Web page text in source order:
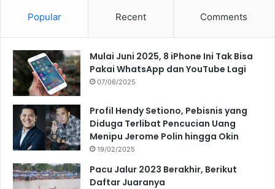
Popular Recent Comments
Mulai Juni 2025, 8 iPhone Ini Tak Bisa
Pakai WhatsApp dan YouTube Lagi
07/06/2025
Profil Hendy Setiono, Pebisnis yang
Diduga Terlibat Pencucian Uang
Menipu Jerome Polin hingga Okin
19/02/2025
Pacu Jalur 2023 Berakhir, Berikut
Daftar Juaranya